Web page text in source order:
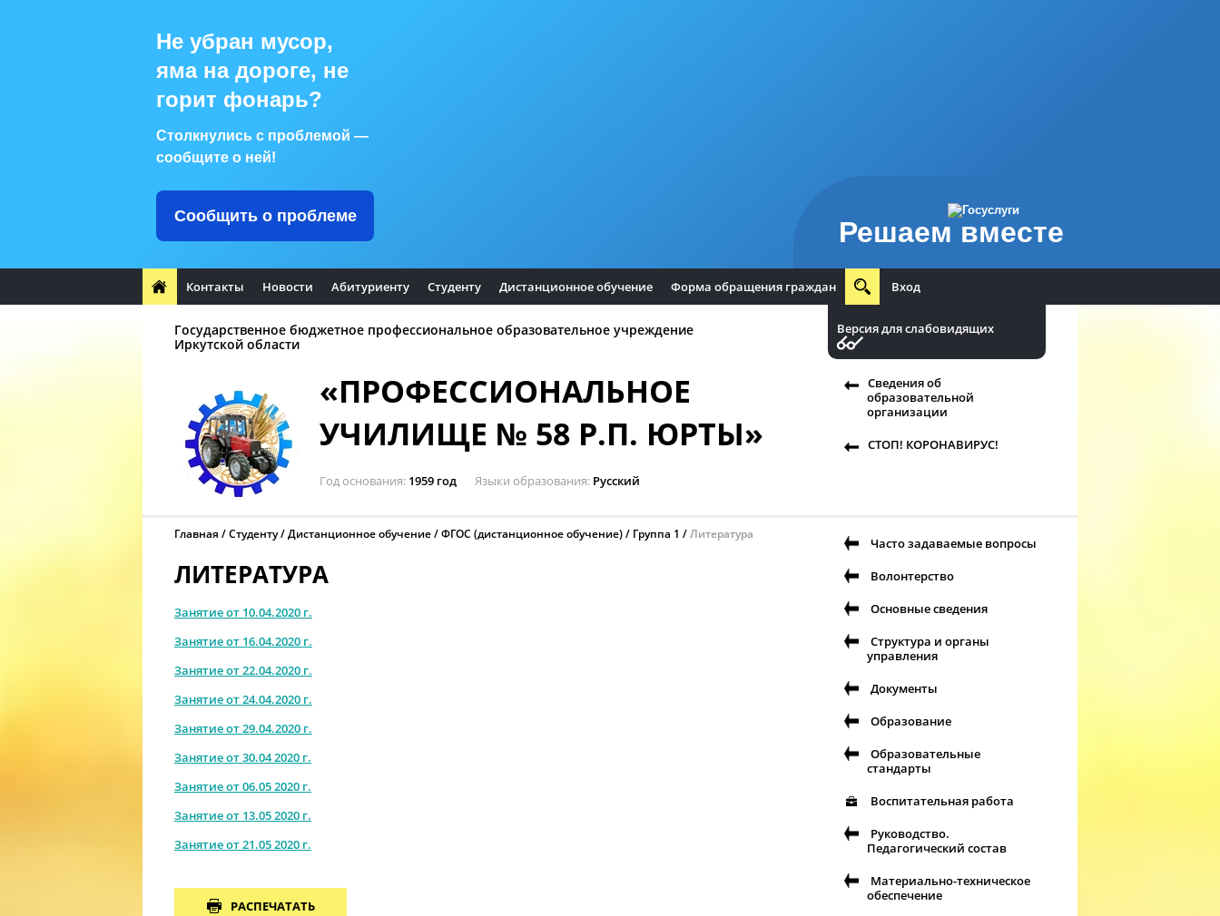
Решаем вместе
Не убран мусор,
яма на дороге, не
горит фонарь?
Столкнулись с проблемой —
сообщите о ней!
Сообщить о проблеме
Контакты Новости Абитуриенту Студенту Дистанционное обучение Форма обращения граждан Вход
Государственное бюджетное профессиональное образовательное учреждение
Иркутской области
«ПРОФЕССИОНАЛЬНОЕ
УЧИЛИЩЕ № 58 Р.П. ЮРТЫ»
Год основания 1959 год Языки образования Русский
Версия для слабовидящих
Сведения об
образовательной
организации
СТОП! КОРОНАВИРУС!
Главная Студенту Дистанционное обучение ФГОС (дистанционное обучение) Группа 1 Литература
ЛИТЕРАТУРА
Занятие от 10.04.2020 г.
Занятие от 16.04.2020 г.
Занятие от 22.04.2020 г.
Занятие от 24.04.2020 г.
Занятие от 29.04.2020 г.
Занятие от 30.04 2020 г.
Занятие от 06.05 2020 г.
Занятие от 13.05 2020 г.
Занятие от 21.05 2020 г.
РАСПЕЧАТАТЬ
Часто задаваемые вопросы
Волонтерство
Основные сведения
Структура и органы
управления
Документы
Образование
Образовательные
стандарты
Воспитательная работа
Руководство.
Педагогический состав
Материально-техническое
обеспечение